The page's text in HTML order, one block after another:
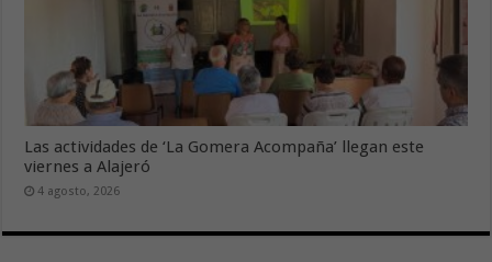
Las actividades de ‘La Gomera Acompaña’ llegan este
viernes a Alajeró
4 agosto, 2026